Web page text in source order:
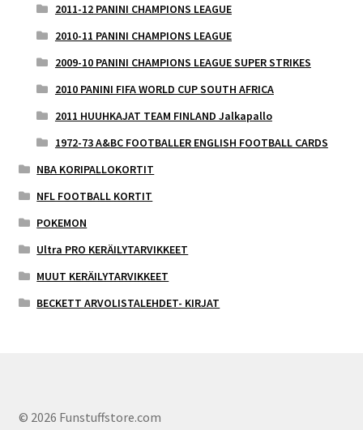
2011-12 PANINI CHAMPIONS LEAGUE
2010-11 PANINI CHAMPIONS LEAGUE
2009-10 PANINI CHAMPIONS LEAGUE SUPER STRIKES
2010 PANINI FIFA WORLD CUP SOUTH AFRICA
2011 HUUHKAJAT TEAM FINLAND Jalkapallo
1972-73 A&BC FOOTBALLER ENGLISH FOOTBALL CARDS
NBA KORIPALLOKORTIT
NFL FOOTBALL KORTIT
POKEMON
Ultra PRO KERÄILYTARVIKKEET
MUUT KERÄILYTARVIKKEET
BECKETT ARVOLISTALEHDET- KIRJAT
© 2026 Funstuffstore.com